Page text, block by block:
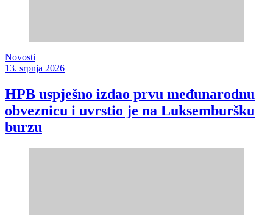
Novosti
13. srpnja 2026
HPB uspješno izdao prvu međunarodnu
obveznicu i uvrstio je na Luksemburšku
burzu